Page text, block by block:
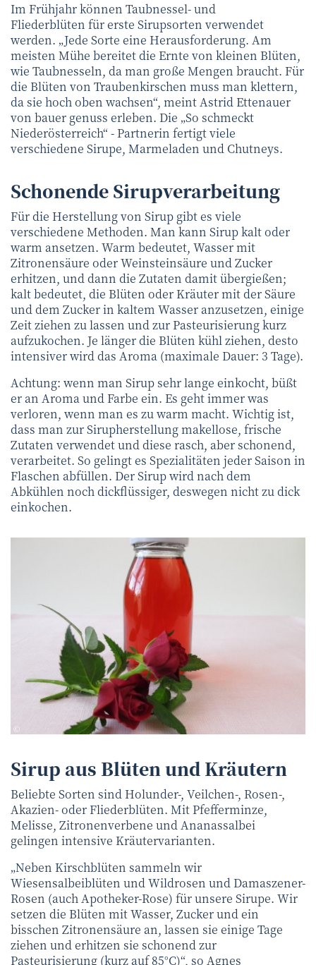
Im Frühjahr können Taubnessel- und
Fliederblüten für erste Sirupsorten verwendet
werden. „Jede Sorte eine Herausforderung. Am
meisten Mühe bereitet die Ernte von kleinen Blüten,
wie Taubnesseln, da man große Mengen braucht. Für
die Blüten von Traubenkirschen muss man klettern,
da sie hoch oben wachsen“, meint Astrid Ettenauer
von bauer genuss erleben. Die „So schmeckt
Niederösterreich“ - Partnerin fertigt viele
verschiedene Sirupe, Marmeladen und Chutneys.
Schonende Sirupverarbeitung
Für die Herstellung von Sirup gibt es viele
verschiedene Methoden. Man kann Sirup kalt oder
warm ansetzen. Warm bedeutet, Wasser mit
Zitronensäure oder Weinsteinsäure und Zucker
erhitzen, und dann die Zutaten damit übergießen;
kalt bedeutet, die Blüten oder Kräuter mit der Säure
und dem Zucker in kaltem Wasser anzusetzen, einige
Zeit ziehen zu lassen und zur Pasteurisierung kurz
aufzukochen. Je länger die Blüten kühl ziehen, desto
intensiver wird das Aroma (maximale Dauer: 3 Tage).
Achtung: wenn man Sirup sehr lange einkocht, büßt
er an Aroma und Farbe ein. Es geht immer was
verloren, wenn man es zu warm macht. Wichtig ist,
dass man zur Sirupherstellung makellose, frische
Zutaten verwendet und diese rasch, aber schonend,
verarbeitet. So gelingt es Spezialitäten jeder Saison in
Flaschen abfüllen. Der Sirup wird nach dem
Abkühlen noch dickflüssiger, deswegen nicht zu dick
einkochen.
©Heike Rau - Fotolia.com
Sirup aus Blüten und Kräutern
Beliebte Sorten sind Holunder-, Veilchen-, Rosen-,
Akazien- oder Fliederblüten. Mit Pfefferminze,
Melisse, Zitronenverbene und Ananassalbei
gelingen intensive Kräutervarianten.
„Neben Kirschblüten sammeln wir
Wiesensalbeiblüten und Wildrosen und Damaszener-
Rosen (auch Apotheker-Rose) für unsere Sirupe. Wir
setzen die Blüten mit Wasser, Zucker und ein
bisschen Zitronensäure an, lassen sie einige Tage
ziehen und erhitzen sie schonend zur
Pasteurisierung (kurz auf 85°C)“, so Agnes